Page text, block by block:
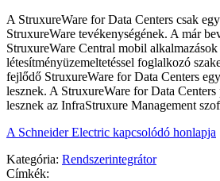
A StruxureWare for Data Centers csak
StruxureWare tevékenységének. A már
StruxureWare Central mobil
létesítményüzemeltetéssel foglalkozó
fejlődő StruxureWare for Data Centers
lesznek. A StruxureWare for Data
lesznek az InfraStruxure Management
A Schneider Electric kapcsolódó honlapja
Kategória: Rendszerintegrátor
Címkék: